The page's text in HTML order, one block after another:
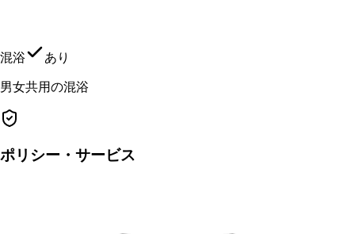
混浴 あり
男女共用の混浴
ポリシー・サービス